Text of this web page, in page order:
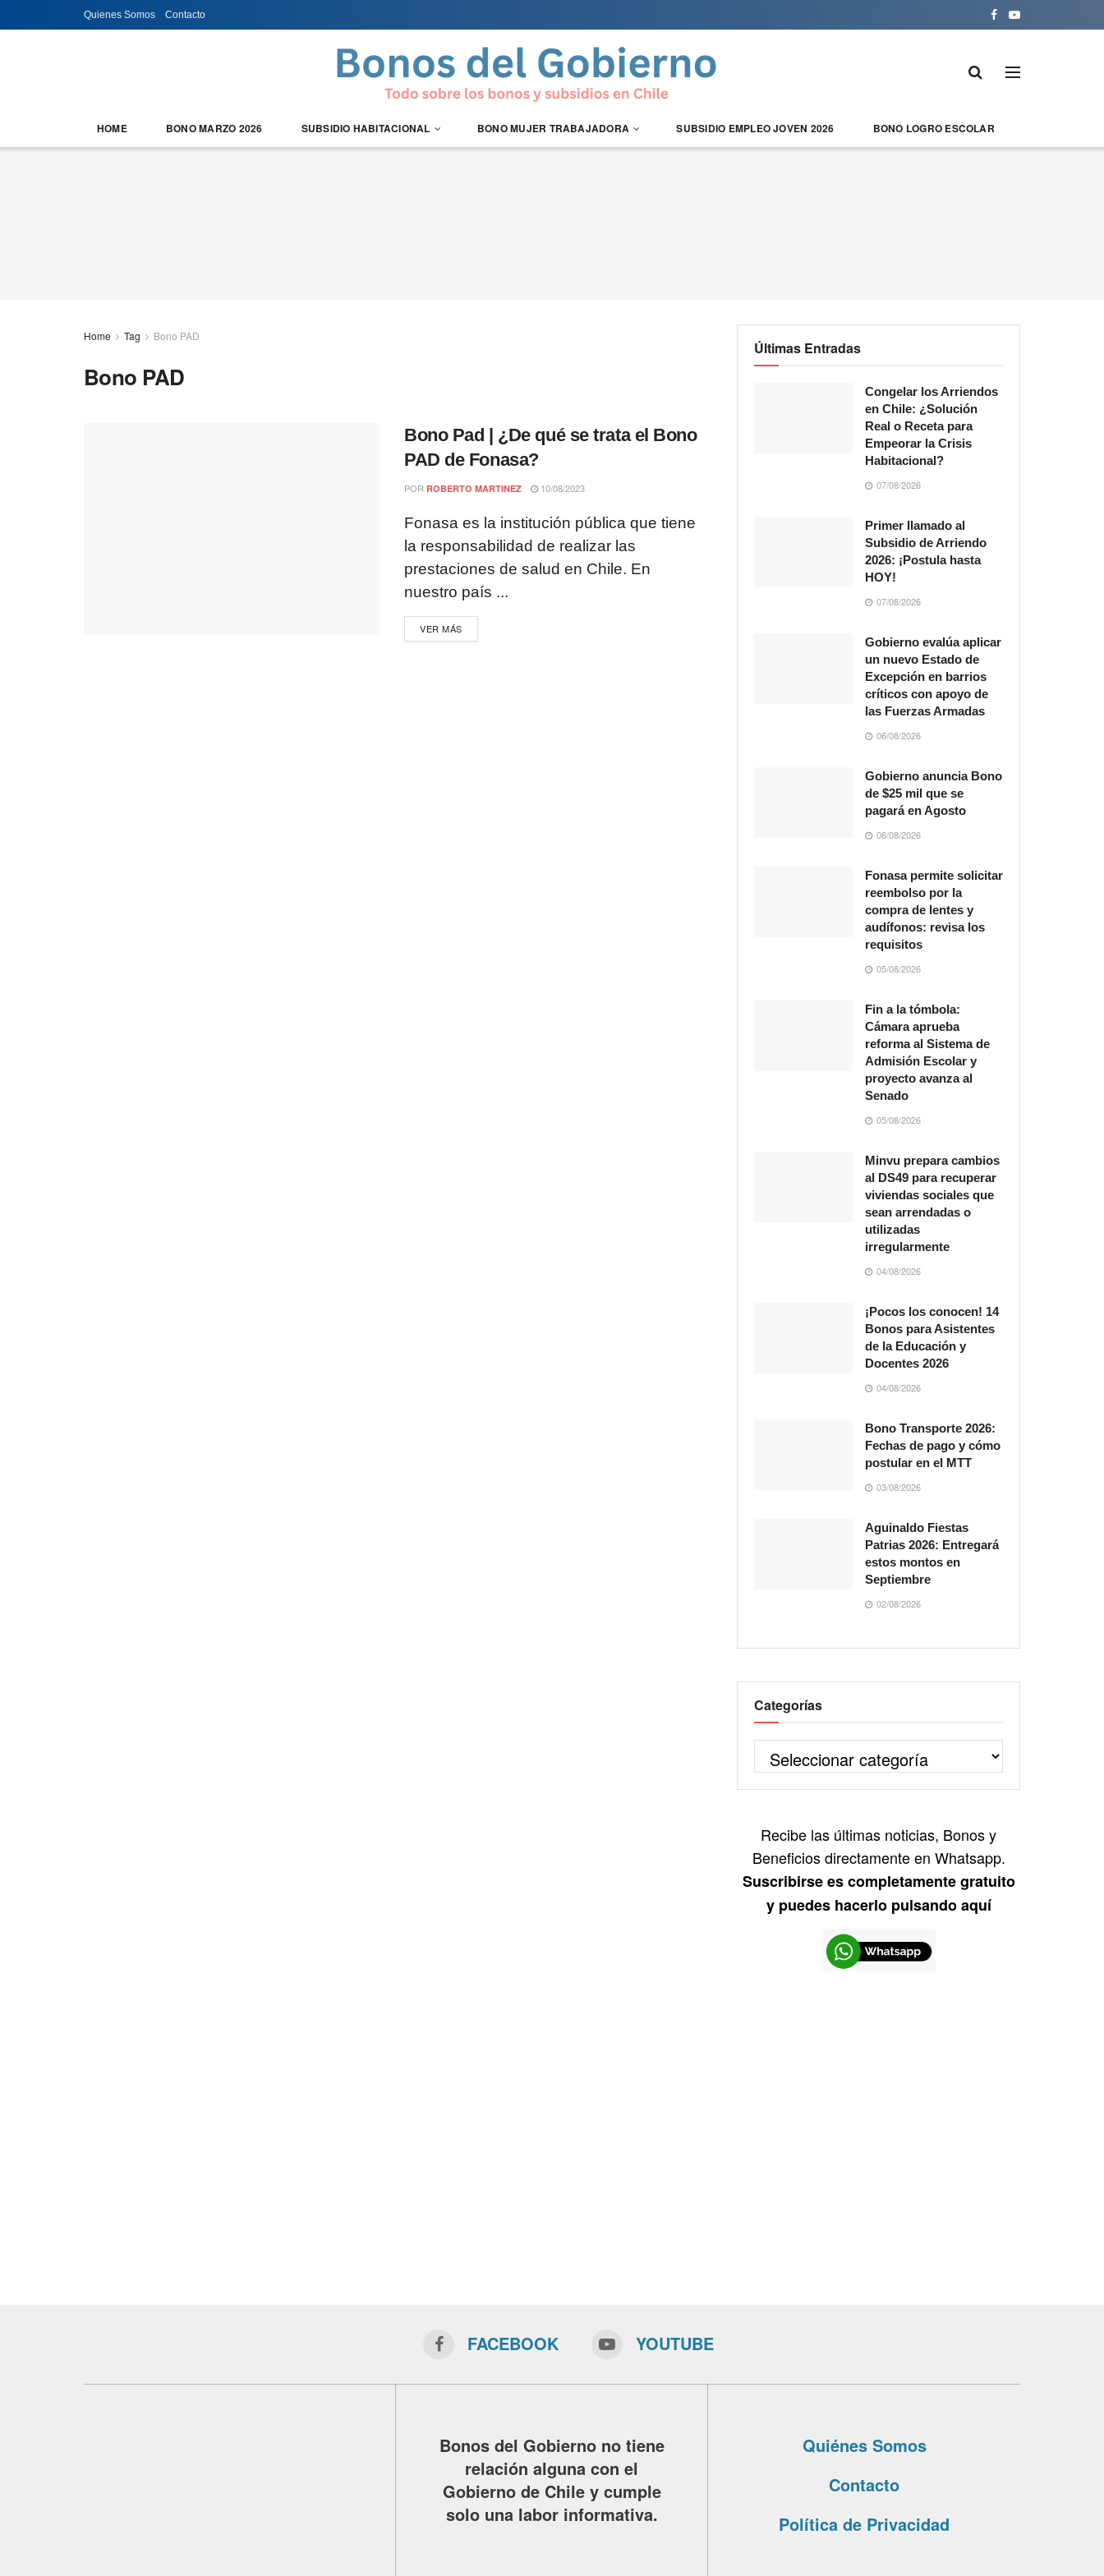
Quienes Somos Contacto
HOME BONO MARZO 2026 SUBSIDIO HABITACIONAL BONO MUJER TRABAJADORA SUBSIDIO EMPLEO JOVEN 2026 BONO LOGRO ESCOLAR
Home Tag Bono PAD
Bono PAD
Bono Pad | ¿De qué se trata el Bono
PAD de Fonasa?
POR ROBERTO MARTINEZ 10/08/2023
Fonasa es la institución pública que tiene
la responsabilidad de realizar las
prestaciones de salud en Chile. En
nuestro país ...
VER MÁS
Últimas Entradas
Congelar los Arriendos
en Chile: ¿Solución
Real o Receta para
Empeorar la Crisis
Habitacional?
07/08/2026
Primer llamado al
Subsidio de Arriendo
2026: ¡Postula hasta
HOY!
07/08/2026
Gobierno evalúa aplicar
un nuevo Estado de
Excepción en barrios
críticos con apoyo de
las Fuerzas Armadas
06/08/2026
Gobierno anuncia Bono
de $25 mil que se
pagará en Agosto
06/08/2026
Fonasa permite solicitar
reembolso por la
compra de lentes y
audífonos: revisa los
requisitos
05/08/2026
Fin a la tómbola:
Cámara aprueba
reforma al Sistema de
Admisión Escolar y
proyecto avanza al
Senado
05/08/2026
Minvu prepara cambios
al DS49 para recuperar
viviendas sociales que
sean arrendadas o
utilizadas
irregularmente
04/08/2026
¡Pocos los conocen! 14
Bonos para Asistentes
de la Educación y
Docentes 2026
04/08/2026
Bono Transporte 2026:
Fechas de pago y cómo
postular en el MTT
03/08/2026
Aguinaldo Fiestas
Patrias 2026: Entregará
estos montos en
Septiembre
02/08/2026
Categorías
Recibe las últimas noticias, Bonos y
Beneficios directamente en Whatsapp.
Suscribirse es completamente gratuito
y puedes hacerlo pulsando aquí
FACEBOOK YOUTUBE
Bonos del Gobierno no tiene
relación alguna con el
Gobierno de Chile y cumple
solo una labor informativa.
Quiénes Somos
Contacto
Política de Privacidad